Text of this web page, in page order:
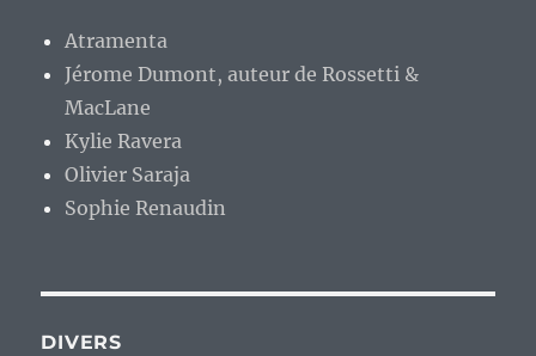
Atramenta
Jérome Dumont, auteur de Rossetti &
MacLane
Kylie Ravera
Olivier Saraja
Sophie Renaudin
DIVERS